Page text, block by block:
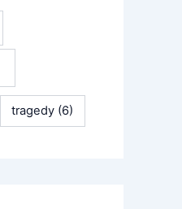
tragedy (6)